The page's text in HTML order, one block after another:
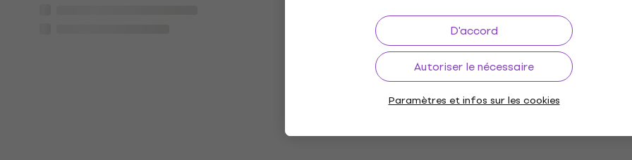
D'accord
Autoriser le nécessaire
Paramètres et infos sur les cookies